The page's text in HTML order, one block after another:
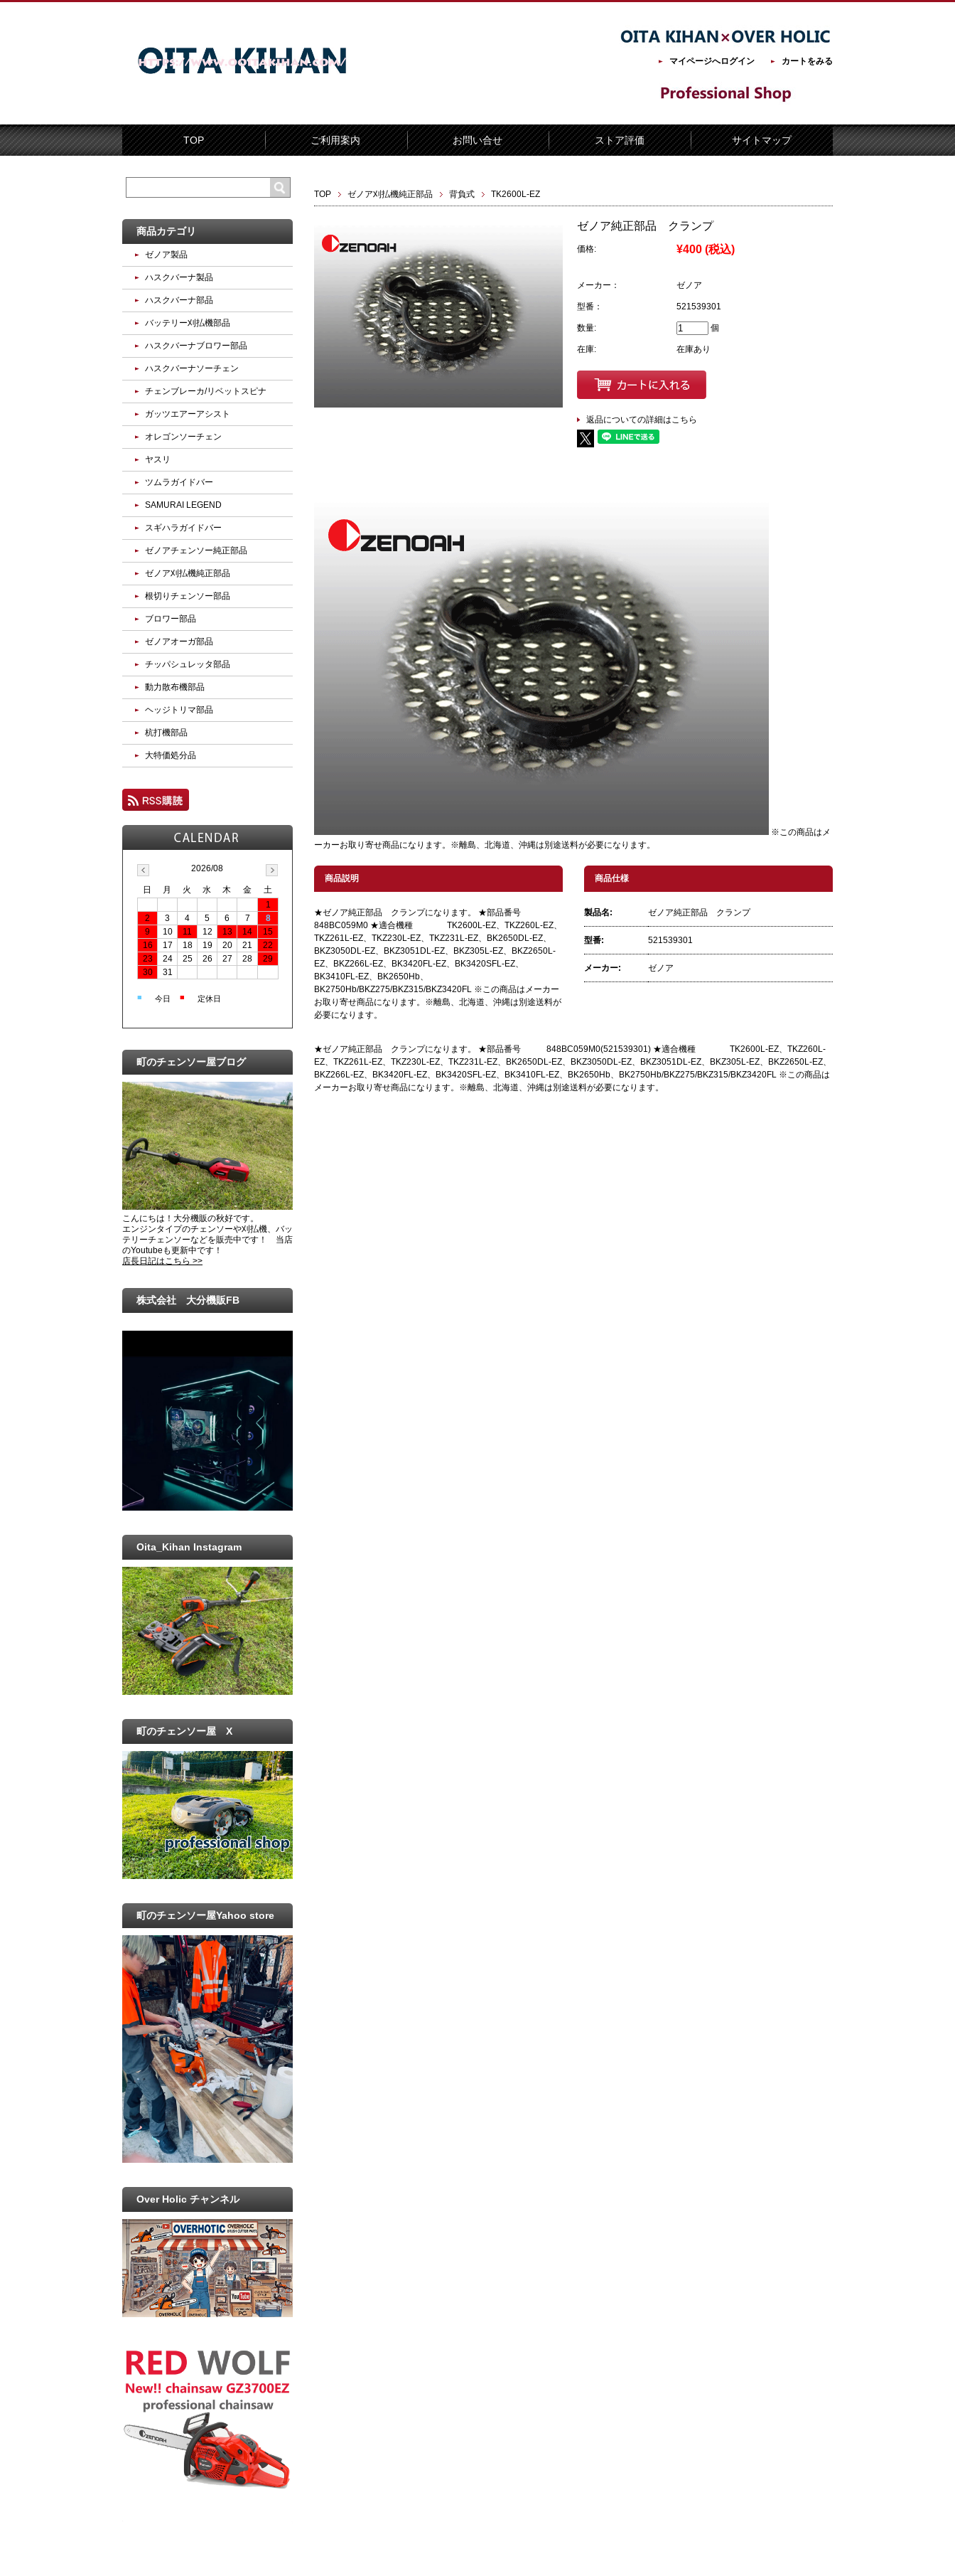
マイページへログイン カートをみる
TOP ご利用案内 お問い合せ ストア評価 サイトマップ
TOP ゼノア刈払機純正部品 背負式 TK2600L-EZ
ゼノア純正部品 クランプ
価格: ¥400 (税込)
メーカー： ゼノア
型番： 521539301
数量: 個
在庫: 在庫あり
返品についての詳細はこちら
※この商品はメ
ーカーお取り寄せ商品になります。※離島、北海道、沖縄は別途送料が必要になります。
商品説明
★ゼノア純正部品 クランプになります。 ★部品番号
848BC059M0 ★適合機種 TK2600L-EZ、TKZ260L-EZ、
TKZ261L-EZ、TKZ230L-EZ、TKZ231L-EZ、BK2650DL-EZ、
BKZ3050DL-EZ、BKZ3051DL-EZ、BKZ305L-EZ、BKZ2650L-
EZ、BKZ266L-EZ、BK3420FL-EZ、BK3420SFL-EZ、
BK3410FL-EZ、BK2650Hb、
BK2750Hb/BKZ275/BKZ315/BKZ3420FL ※この商品はメーカー
お取り寄せ商品になります。※離島、北海道、沖縄は別途送料が
必要になります。
商品仕様
製品名: ゼノア純正部品 クランプ
型番: 521539301
メーカー: ゼノア
★ゼノア純正部品 クランプになります。 ★部品番号 848BC059M0(521539301) ★適合機種 TK2600L-EZ、TKZ260L-
EZ、TKZ261L-EZ、TKZ230L-EZ、TKZ231L-EZ、BK2650DL-EZ、BKZ3050DL-EZ、BKZ3051DL-EZ、BKZ305L-EZ、BKZ2650L-EZ、
BKZ266L-EZ、BK3420FL-EZ、BK3420SFL-EZ、BK3410FL-EZ、BK2650Hb、BK2750Hb/BKZ275/BKZ315/BKZ3420FL ※この商品は
メーカーお取り寄せ商品になります。※離島、北海道、沖縄は別途送料が必要になります。
商品カテゴリ
ゼノア製品
ハスクバーナ製品
ハスクバーナ部品
バッテリー刈払機部品
ハスクバーナブロワー部品
ハスクバーナソーチェン
チェンブレーカ/リベットスピナ
ガッツエアーアシスト
オレゴンソーチェン
ヤスリ
ツムラガイドバー
SAMURAI LEGEND
スギハラガイドバー
ゼノアチェンソー純正部品
ゼノア刈払機純正部品
根切りチェンソー部品
ブロワー部品
ゼノアオーガ部品
チッパシュレッタ部品
動力散布機部品
ヘッジトリマ部品
杭打機部品
大特価処分品
2026/08
日 月 火 水 木 金
土
1
2
3 4 5 6 7
8
9
10 11 12 13 14
15
16
17 18 19 20 21
22
23
24 25 26 27 28
29
30
31
■ 今日 ■ 定休日
町のチェンソー屋ブログ
こんにちは！大分機販の秋好です。
エンジンタイプのチェンソーや刈払機、バッ
テリーチェンソーなどを販売中です！ 当店
のYoutubeも更新中です！
店長日記はこちら >>
株式会社 大分機販FB
Oita_Kihan Instagram
町のチェンソー屋 X
町のチェンソー屋Yahoo store
Over Holic チャンネル